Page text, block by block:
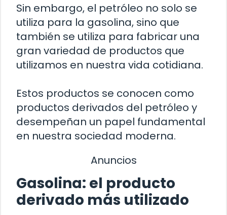
Sin embargo, el petróleo no solo se
utiliza para la gasolina, sino que
también se utiliza para fabricar una
gran variedad de productos que
utilizamos en nuestra vida cotidiana.
Estos productos se conocen como
productos derivados del petróleo y
desempeñan un papel fundamental
en nuestra sociedad moderna.
Anuncios
Gasolina: el producto
derivado más utilizado